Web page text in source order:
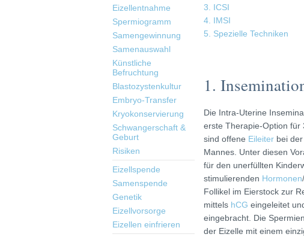
3. ICSI
4. IMSI
5. Spezielle Techniken
1.
Die Intra-Uterine
erste Therapie-Option für
sind offene Eileiterbei der
Mannes. Unter diesen
für den unerfüllten
stimulierenden Hormonen/
Follikel im Eierstock zur
mittels hCG eingeleitet
eingebracht. Die
der Eizelle mit einem
Eizellentnahme
Spermiogramm
Samengewinnung
Samenauswahl
Künstliche
Befruchtung
Blastozystenkultur
Embryo-Transfer
Kryokonservierung
Schwangerschaft &
Geburt
Risiken
Eizellspende
Samenspende
Genetik
Eizellvorsorge
Eizellen einfrieren